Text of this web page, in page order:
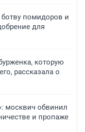
помидоров и
для
которую
рассказала о
москвич обвинил
и пропаже